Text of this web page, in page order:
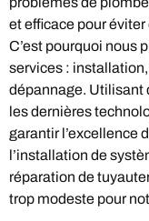
et efficace pour
C’est pourquoi nous
services :
dépannage. Utilisant
les dernières
garantir l’excellence
l’installation de
réparation de
trop modeste pour